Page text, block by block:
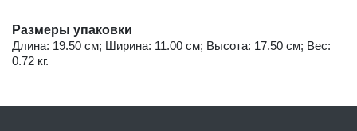
Размеры упаковки
Длина: 19.50 см; Ширина: 11.00 см; Высота: 17.50 см; Вес:
0.72 кг.